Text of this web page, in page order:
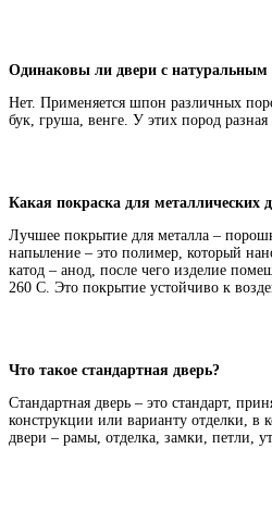
Одинаковы ли двери с
Нет. Применяется шпон различных
бук, груша, венге. У этих пород разная
Какая покраска для металлических
Лучшее покрытие для металла –
напыление – это полимер, который
катод – анод, после чего изделие
260 С. Это покрытие устойчиво к
Что такое стандартная дверь?
Стандартная дверь – это стандарт,
конструкции или варианту отделки, в
двери – рамы, отделка, замки, петли,